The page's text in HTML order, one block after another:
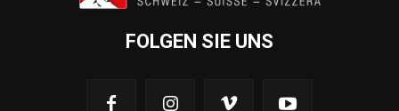
FOLGEN SIE UNS